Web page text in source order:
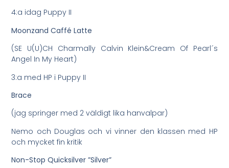
4:a idag Puppy II
Moonzand Caffé Latte
(SE U(U)CH Charmally Calvin Klein&Cream Of Pearl´s
Angel In My Heart)
3:a med HP i Puppy II
Brace
(jag springer med 2 väldigt lika hanvalpar)
Nemo och Douglas och vi vinner den klassen med HP
och mycket fin kritik
Non-Stop Quicksilver ”Silver”